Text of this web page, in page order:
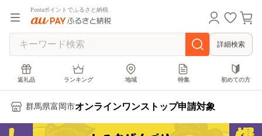
Pontaポイントでふるさと納税
詳細検索
返礼品 ランキング 地域 特集 初めての方
群馬県富岡市オンラインワンストップ申請対象